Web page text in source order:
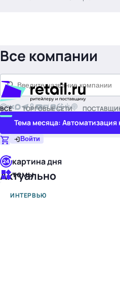
Тема месяца: Автоматизация
Войти
картина дня
темы
материалы
Все компании
ВСЕ ТОРГОВЫЕ СЕТИ
Актуально
ИНТЕРВЬЮ